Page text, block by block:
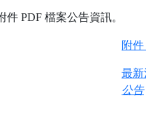
件 PDF 檔案公告資訊。
附
最
公告